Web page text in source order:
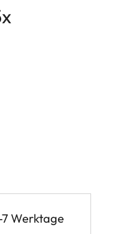
Werktage